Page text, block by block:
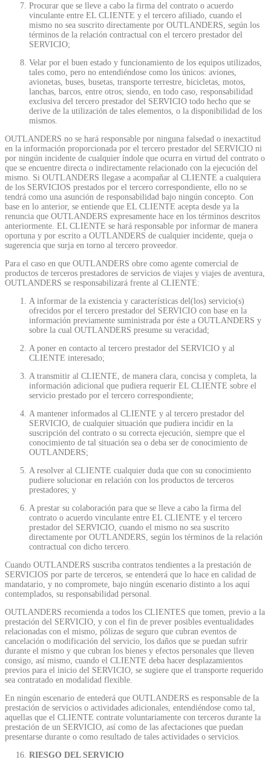
Procurar que se lleve a cabo la firma del contrato o acuerdo
vinculante entre EL CLIENTE y el tercero afiliado, cuando el
mismo no sea suscrito directamente por OUTLANDERS, según los
términos de la relación contractual con el tercero prestador del
SERVICIO;
Velar por el buen estado y funcionamiento de los equipos utilizados,
tales como, pero no entendiéndose como los únicos: aviones,
avionetas, buses, busetas, transporte terrestre, bicicletas, motos,
lanchas, barcos, entre otros; siendo, en todo caso, responsabilidad
exclusiva del tercero prestador del SERVICIO todo hecho que se
derive de la utilización de tales elementos, o la disponibilidad de los
mismos.
OUTLANDERS no se hará responsable por ninguna falsedad o inexactitud
en la información proporcionada por el tercero prestador del SERVICIO ni
por ningún incidente de cualquier índole que ocurra en virtud del contrato o
que se encuentre directa o indirectamente relacionado con la ejecución del
mismo. Si OUTLANDERS llegase a acompañar al CLIENTE a cualquiera
de los SERVICIOS prestados por el tercero correspondiente, ello no se
tendrá como una asunción de responsabilidad bajo ningún concepto. Con
base en lo anterior, se entiende que EL CLIENTE acepta desde ya la
renuncia que OUTLANDERS expresamente hace en los términos descritos
anteriormente. EL CLIENTE se hará responsable por informar de manera
oportuna y por escrito a OUTLANDERS de cualquier incidente, queja o
sugerencia que surja en torno al tercero proveedor.
Para el caso en que OUTLANDERS obre como agente comercial de
productos de terceros prestadores de servicios de viajes y viajes de aventura,
OUTLANDERS se responsabilizará frente al CLIENTE:
A informar de la existencia y características del(los) servicio(s)
ofrecidos por el tercero prestador del SERVICIO con base en la
información previamente suministrada por éste a OUTLANDERS y
sobre la cual OUTLANDERS presume su veracidad;
A poner en contacto al tercero prestador del SERVICIO y al
CLIENTE interesado;
A transmitir al CLIENTE, de manera clara, concisa y completa, la
información adicional que pudiera requerir EL CLIENTE sobre el
servicio prestado por el tercero correspondiente;
A mantener informados al CLIENTE y al tercero prestador del
SERVICIO, de cualquier situación que pudiera incidir en la
suscripción del contrato o su correcta ejecución, siempre que el
conocimiento de tal situación sea o deba ser de conocimiento de
OUTLANDERS;
A resolver al CLIENTE cualquier duda que con su conocimiento
pudiere solucionar en relación con los productos de terceros
prestadores; y
A prestar su colaboración para que se lleve a cabo la firma del
contrato o acuerdo vinculante entre EL CLIENTE y el tercero
prestador del SERVICIO, cuando el mismo no sea suscrito
directamente por OUTLANDERS, según los términos de la relación
contractual con dicho tercero.
Cuando OUTLANDERS suscriba contratos tendientes a la prestación de
SERVICIOS por parte de terceros, se entenderá que lo hace en calidad de
mandatario, y no compromete, bajo ningún escenario distinto a los aquí
contemplados, su responsabilidad personal.
OUTLANDERS recomienda a todos los CLIENTES que tomen, previo a la
prestación del SERVICIO, y con el fin de prever posibles eventualidades
relacionadas con el mismo, pólizas de seguro que cubran eventos de
cancelación o modificación del servicio, los daños que se puedan sufrir
durante el mismo y que cubran los bienes y efectos personales que lleven
consigo, así mismo, cuando el CLIENTE deba hacer desplazamientos
previos para el inicio del SERVICIO, se sugiere que el transporte requerido
sea contratado en modalidad flexible.
En ningún escenario de entederá que OUTLANDERS es responsable de la
prestación de servicios o actividades adicionales, entendiéndose como tal,
aquellas que el CLIENTE contrate voluntariamente con terceros durante la
prestación de un SERVICIO, así como de las afectaciones que puedan
presentarse durante o como resultado de tales actividades o servicios.
RIESGO DEL SERVICIO